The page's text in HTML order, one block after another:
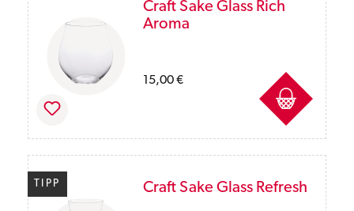
Craft Sake Glass Rich
Aroma
15,00 €
Preise inkl. MwSt. des Lieferlandes zzgl.
TIPP Craft Sake Glass Refresh